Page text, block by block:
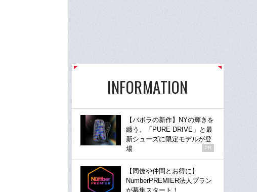
INFORMATION
【バボラの新作】NYの輝きを
纏う。「PURE DRIVE」と最
新シューズに限定モデルが登
場
PR
【同僚や仲間とお得に】
NumberPREMIER法人プラン
が募集スタート！